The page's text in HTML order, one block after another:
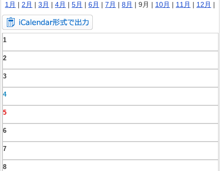
1月 | 2月 | 3月 | 4月 | 5月 | 6月 | 7月 | 8月 | 9月 | 10月 | 11月 | 12月 |
1
2
3
4
5
6
7
8